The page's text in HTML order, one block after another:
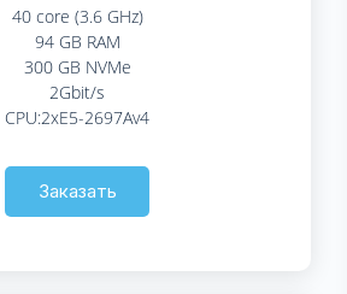
40 core (3.6 GHz)
94 GB RAM
300 GB NVMe
2Gbit/s
CPU:2xE5-2697Av4
Заказать